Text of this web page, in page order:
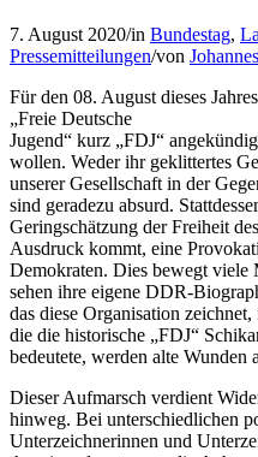
7. August 2020/in Bundestag,
Pressemitteilungen/von
Für den 08. August dieses
„Freie Deutsche
Jugend“ kurz „FDJ“
wollen. Weder ihr geklittertes
unserer Gesellschaft in der
sind geradezu absurd.
Geringschätzung der Freiheit
Ausdruck kommt, eine
Demokraten. Dies bewegt viele
sehen ihre eigene DDR-
das diese Organisation
die die historische „FDJ“
bedeutete, werden alte Wunden
Dieser Aufmarsch verdient
hinweg. Bei unterschiedlichen
Unterzeichnerinnen und